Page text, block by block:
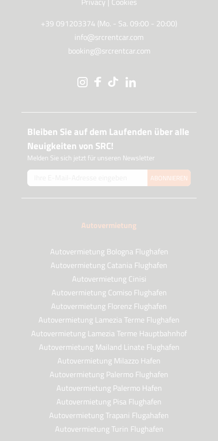
+39 091203374 (Mo. - Sa. 09:00 - 20:00)
info@srcrentcar.com
booking@srcrentcar.com
Bleiben Sie auf dem Laufenden über alle
Neuigkeiten von SRC!
Melden Sie sich jetzt für unseren Newsletter
ABONNIEREN
Autovermietung
Autovermietung Bologna Flughafen
Autovermietung Catania Flughafen
Autovermietung Cinisi
Autovermietung Comiso Flughafen
Autovermietung Florenz Flughafen
Autovermietung Lamezia Terme Flughafen
Autovermietung Lamezia Terme Hauptbahnhof
Autovermietung Mailand Linate Flughafen
Autovermietung Milazzo Hafen
Autovermietung Palermo Flughafen
Autovermietung Palermo Hafen
Autovermietung Pisa Flughafen
Autovermietung Trapani Flugahafen
Autovermietung Turin Flughafen